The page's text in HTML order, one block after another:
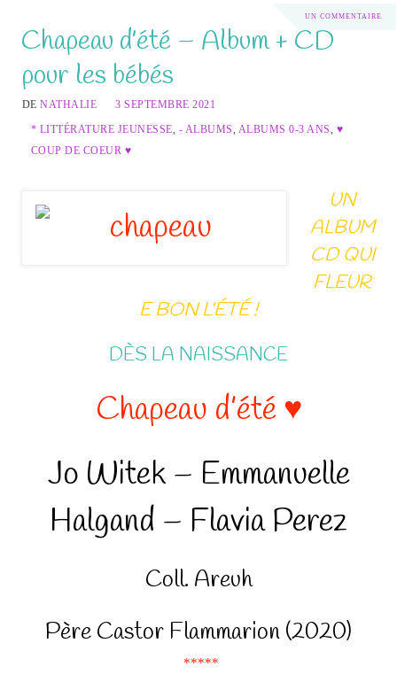
UN COMMENTAIRE
Chapeau d’été – Album + CD
pour les bébés
DENATHALIE
3 SEPTEMBRE 2021
* LITTÉRATURE JEUNESSE, - ALBUMS, ALBUMS 0-3 ANS, ♥
COUP DE COEUR ♥
UN
ALBUM
CD QUI
FLEUR
E BON L’ÉTÉ !
DÈS LA NAISSANCE
Chapeau d’été ♥
Jo Witek – Emmanuelle
Halgand – Flavia Perez
Coll. Areuh
Père Castor Flammarion (2020)
*****